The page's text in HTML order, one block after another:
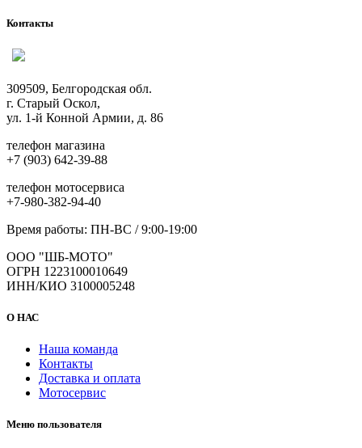
Контакты
309509, Белгородская обл.
г. Старый Оскол,
ул. 1-й Конной Армии, д. 86
телефон магазина
+7 (903) 642-39-88
телефон мотосервиса
+7-980-382-94-40
Время работы: ПН-ВС / 9:00-19:00
ООО "ШБ-МОТО"
ОГРН 1223100010649
ИНН/КИО 3100005248
О НАС
Наша команда
Контакты
Доставка и оплата
Мотосервис
Меню пользователя